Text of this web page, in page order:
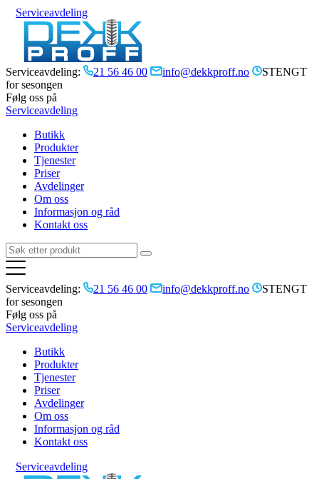
Serviceavdeling
Serviceavdeling: 21 56 46 00 info@dekkproff.no
STENGT
for sesongen
Følg oss på
Serviceavdeling
Butikk
Produkter
Tjenester
Priser
Avdelinger
Om oss
Informasjon og råd
Kontakt oss
Serviceavdeling: 21 56 46 00 info@dekkproff.no
STENGT
for sesongen
Følg oss på
Serviceavdeling
Butikk
Produkter
Tjenester
Priser
Avdelinger
Om oss
Informasjon og råd
Kontakt oss
Serviceavdeling